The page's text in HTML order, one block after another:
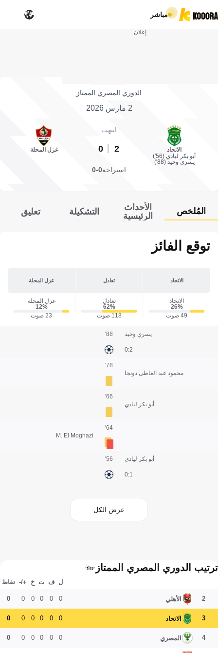
مباشر
إعلان
الدوري المصري الممتاز
2 مارس 2026
الاتحاد
أبو بكر ليادي (56')
يسري وحيد (88')
انتهت
2
0 غزل المحلة
استراحة0-0
المُلخص
الأحداث
الرئيسية
التشكيلة تعليق
توقع الفائز
الاتحاد تعادل غزل المحلة
الاتحاد
26‎%‎
49 صوت
تعادل
62‎%‎
118 صوت
غزل المحلة
12‎%‎
23 صوت
يسري وحيد
2:0
88'
محمود عبد العاطى دونجا
78'
أبو بكر ليادي
66'
M. El Moghazi
64'
أبو بكر ليادي
1:0
56'
عرض الكل
ترتيب الدوري المصري الممتاز
ل ف ت خ +/- نقاط
2 الأهلي 0
0
0
0
0
0
3 الاتحاد 0
0
0
0
0
0
4 المصري 0
0
0
0
0
0